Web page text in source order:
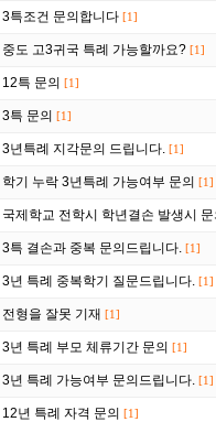
3특조건 문의합니다 [1]
중도 고3귀국 특례 가능할까요? [1]
12특 문의 [1]
3특 문의 [1]
3년특례 지각문의 드립니다. [1]
학기 누락 3년특례 가능여부 문의 [1]
국제학교 전학시 학년결손 발생시
3특 결손과 중복 문의드립니다. [1]
3년 특례 중복학기 질문드립니다. [1]
전형을 잘못 기재 [1]
3년 특례 부모 체류기간 문의 [1]
3년 특례 가능여부 문의드립니다. [1]
12년 특례 자격 문의 [1]